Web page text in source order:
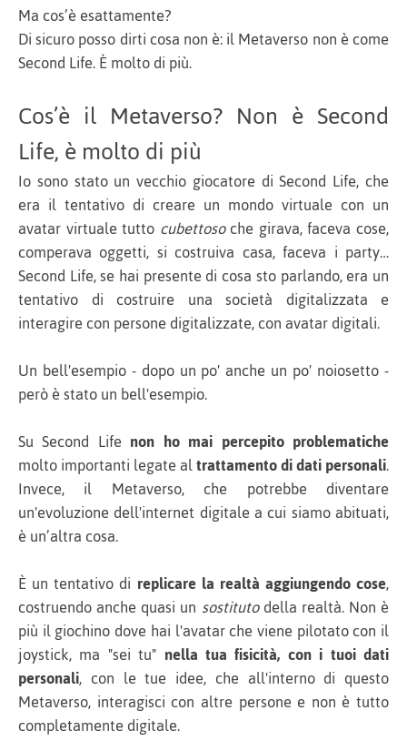
Ma cos’è esattamente?
Di sicuro posso dirti cosa non è: il Metaverso non è come
Second Life. È molto di più.
Cos’è il Metaverso? Non è Second
Life, è molto di più
Io sono stato un vecchio giocatore di Second Life, che
era il tentativo di creare un mondo virtuale con un
avatar virtuale tutto cubettosoche girava, faceva cose,
comperava oggetti, si costruiva casa, faceva i party…
Second Life, se hai presente di cosa sto parlando, era un
tentativo di costruire una società digitalizzata e
interagire con persone digitalizzate, con avatar digitali.
Un bell'esempio - dopo un po' anche un po' noiosetto -
però è stato un bell'esempio.
Su Second Life non ho mai percepito problematiche
molto importanti legate altrattamento di dati personali.
Invece, il Metaverso, che potrebbe diventare
un'evoluzione dell'internet digitale a cui siamo abituati,
è un’altra cosa.
È un tentativo di replicare la realtà aggiungendo cose,
costruendo anche quasi un sostitutodella realtà. Non è
più il giochino dove hai l'avatar che viene pilotato con il
joystick, ma "sei tu" nella tua fisicità, con i tuoi dati
personali, con le tue idee, che all'interno di questo
Metaverso, interagisci con altre persone e non è tutto
completamente digitale.